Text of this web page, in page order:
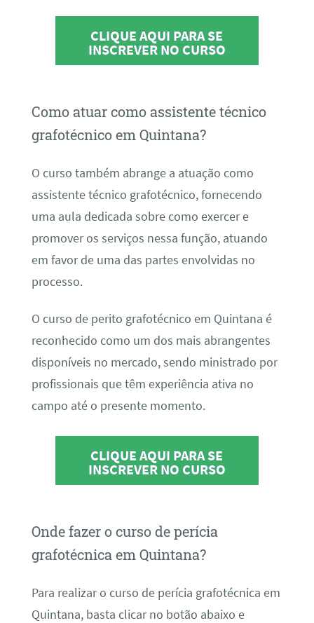
CLIQUE AQUI PARA SE
INSCREVER NO CURSO
Como atuar como assistente técnico
grafotécnico em Quintana?
O curso também abrange a atuação como
assistente técnico grafotécnico, fornecendo
uma aula dedicada sobre como exercer e
promover os serviços nessa função, atuando
em favor de uma das partes envolvidas no
processo.
O curso de perito grafotécnico em Quintana é
reconhecido como um dos mais abrangentes
disponíveis no mercado, sendo ministrado por
profissionais que têm experiência ativa no
campo até o presente momento.
CLIQUE AQUI PARA SE
INSCREVER NO CURSO
Onde fazer o curso de perícia
grafotécnica em Quintana?
Para realizar o curso de perícia grafotécnica em
Quintana, basta clicar no botão abaixo e